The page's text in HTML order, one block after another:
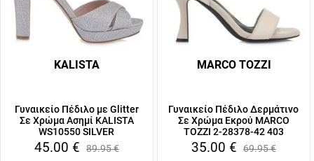
KALISTA
Γυναικείο Πέδιλο με Glitter
Σε Χρώμα Ασημί KALISTA
WS10550 SILVER
45.00 € 89.95€
MARCO TOZZI
Γυναικείο Πέδιλο Δερμάτινο
Σε Χρώμα Εκρού MARCO
TOZZI 2-28378-42 403
35.00 € 69.95€